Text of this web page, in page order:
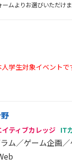
ムよりお選びいただけま
学生対象イベントで
ティブカレッジ IT
ム／ゲーム企画／